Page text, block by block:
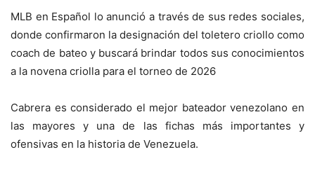
MLB en Español lo anunció a través de sus redes sociales,
donde confirmaron la designación del toletero criollo como
coach de bateo y buscará brindar todos sus conocimientos
a la novena criolla para el torneo de 2026
Cabrera es considerado el mejor bateador venezolano en
las mayores y una de las fichas más importantes y
ofensivas en la historia de Venezuela.